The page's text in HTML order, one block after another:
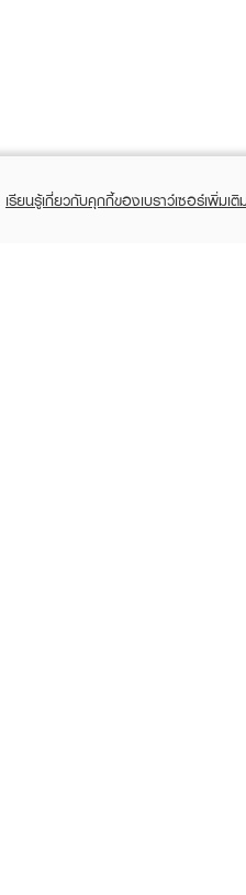
เรียนรู้เกี่ยวกับคุกกี้ของเบราว์เซอร์เพิ่มเติ